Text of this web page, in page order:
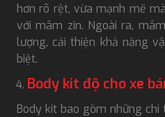
hơn rõ rệt, vừa mạnh mẽ
với mâm zin. Ngoài ra,
lượng, cải thiện khả năng
biệt.
Body kit độ cho xe
Body kit bao gồm những chi